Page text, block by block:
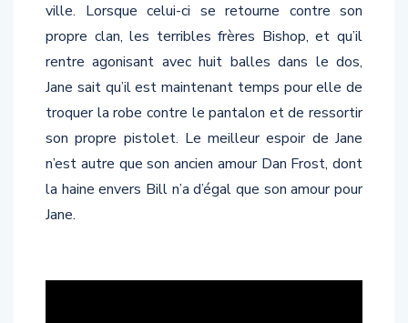
ville. Lorsque celui-ci se retourne contre son
propre clan, les terribles frères Bishop, et qu’il
rentre agonisant avec huit balles dans le dos,
Jane sait qu’il est maintenant temps pour elle de
troquer la robe contre le pantalon et de ressortir
son propre pistolet. Le meilleur espoir de Jane
n’est autre que son ancien amour Dan Frost, dont
la haine envers Bill n’a d’égal que son amour pour
Jane.